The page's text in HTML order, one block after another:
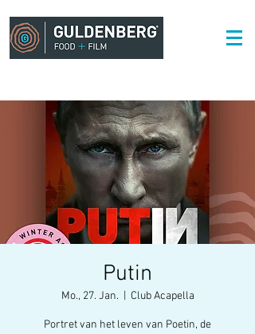
Putin
Mo., 27. Jan. Club Acapella
Portret van het leven van Poetin, de